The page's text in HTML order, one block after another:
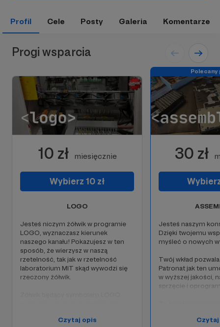
Profil Cele Posty Galeria Komentarze
Progi wsparcia
10 zł miesięcznie
Wybierz 10 zł
LOGO
Jesteś niczym żółwik w programie
LOGO, wyznaczasz kierunek
naszego kanału! Pokazujesz w ten
sposób, że wierzysz w naszą
rzetelność, tak jak w rzetelność
laboratorium MIT skąd wywodzi się
rzeczony żółwik.
przyspieszyć projektowanie tak jak
Czytaj opis
Polecany
30 zł
Jesteś naszym
Dzięki twojemu
myśleć o nowych
Twój wkład
Patronat jak ten
w wyższej jakości,
sprzęcie i